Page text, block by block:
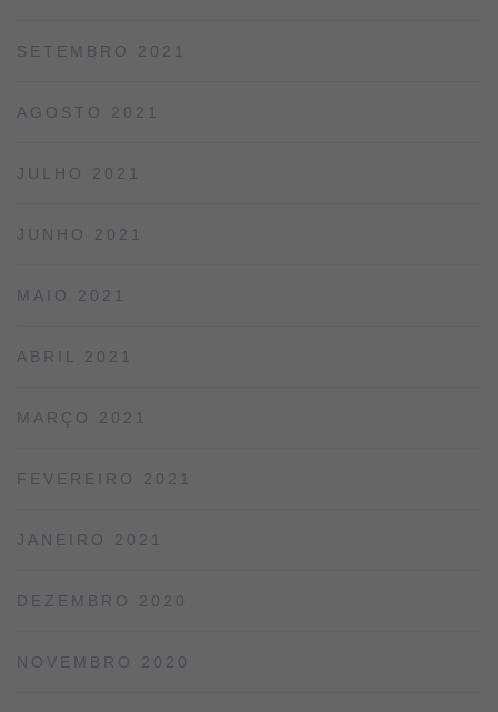
SETEMBRO 2021
AGOSTO 2021
JULHO 2021
JUNHO 2021
MAIO 2021
ABRIL 2021
MARÇO 2021
FEVEREIRO 2021
JANEIRO 2021
DEZEMBRO 2020
NOVEMBRO 2020